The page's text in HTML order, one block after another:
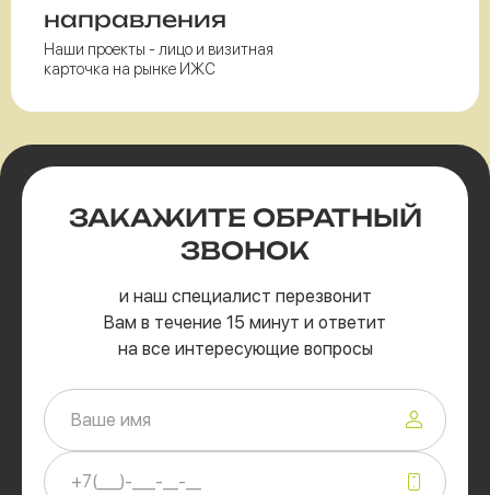
направления
Наши проекты - лицо и визитная
карточка на рынке ИЖС
ЗАКАЖИТЕ ОБРАТНЫЙ
ЗВОНОК
и наш специалист перезвонит
Вам в течение 15 минут и ответит
на все интересующие вопросы